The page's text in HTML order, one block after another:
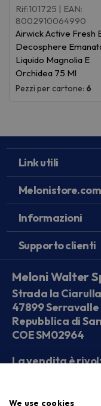
Rif:101725 | EAN:
8002910064990
Airwick Active Fresh
Decosphere
Liquido Magnolia E
Orchidea 75 Ml
Pezzi per cartone: 6
Link utili
Melonistore.com
Informazioni
Supporto clienti
Meloni Walter
Strada la
47899 Serravalle
Repubblica di
COE SM02964
La vendita è
We use cookies